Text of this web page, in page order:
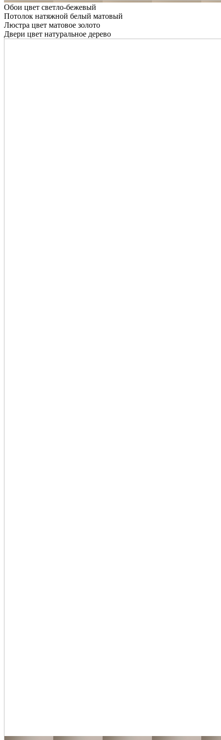
Обои цвет светло-бежевый
Потолок натяжной белый матовый
Люстра цвет матовое золото
Двери цвет натуральное дерево